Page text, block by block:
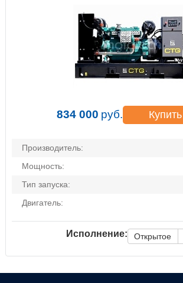
834 000 руб. Купить
Производитель:
Мощность:
Тип запуска:
Двигатель:
Исполнение: Открытое